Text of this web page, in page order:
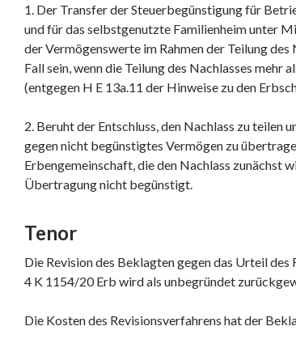
1. Der Transfer der Steuerbegünstigung für
und für das selbstgenutzte Familienheim unter
der Vermögenswerte im Rahmen der Teilung
Fall sein, wenn die Teilung des Nachlasses
(entgegen H E 13a.11 der Hinweise zu den
2. Beruht der Entschluss, den Nachlass zu
gegen nicht begünstigtes Vermögen zu
Erbengemeinschaft, die den Nachlass zunächst
Übertragung nicht begünstigt.
Tenor
Die Revision des Beklagten gegen das Urteil
4 K 1154/20 Erb wird als unbegründet
Die Kosten des Revisionsverfahrens hat der